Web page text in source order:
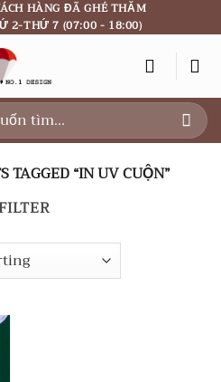
HÀNG ĐÃ GHÉ THĂM
2-THỨ 7 (07:00 - 18:00)
TAGGED “IN UV CUỘN”